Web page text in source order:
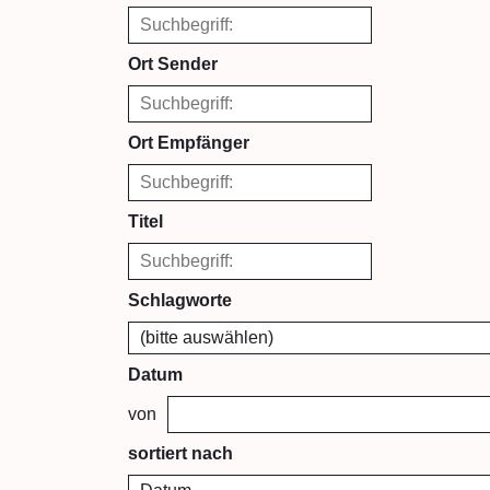
Ort Sender
Ort Empfänger
Titel
Schlagworte
Datum
von
sortiert nach